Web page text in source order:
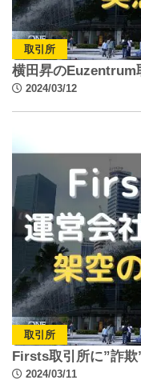
取引所
横田昇の
2024/03/12
取引所
Firsts取引所に”詐
2024/03/11